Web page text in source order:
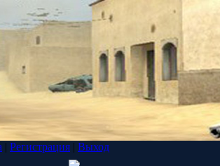
| Регистрация | Выход